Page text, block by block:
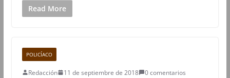
Read More
POLICÍACO
Redacción 11 de septiembre de 2018
0 comentarios